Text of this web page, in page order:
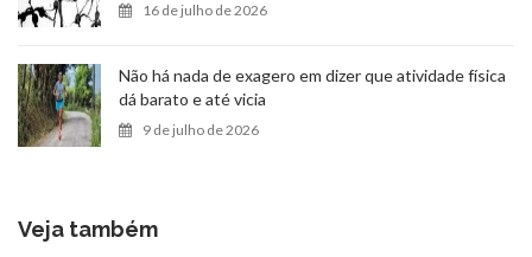
16 de julho de 2026
Não há nada de exagero em dizer que atividade física
dá barato e até vicia
9 de julho de 2026
Veja também